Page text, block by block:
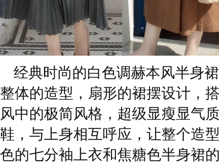
经典时尚的白色调赫本风半身
整体的造型，扇形的裙摆设计，
风中的极简风格，超级显瘦显气
鞋，与上身相互呼应，让整个造
色的七分袖上衣和焦糖色半身裙